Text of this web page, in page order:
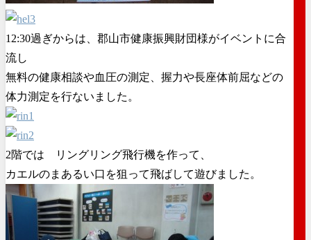
12:30過ぎからは、郡山市健康振興財団様がイベントに合
流し
無料の健康相談や血圧の測定、握力や長座体前屈などの
体力測定を行ないました。
2階では リングリング飛行機を作って、
カエルのまあるい口を狙って飛ばして遊びました。